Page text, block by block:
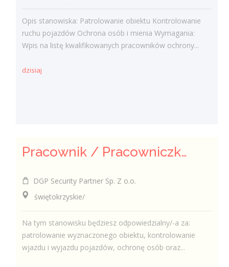
Opis stanowiska: Patrolowanie obiektu Kontrolowanie
ruchu pojazdów Ochrona osób i mienia Wymagania:
Wpis na listę kwalifikowanych pracowników ochrony...
dzisiaj
Pracownik / Pracowniczka Ochrony z Pozwoleniem na Broń
DGP Security Partner Sp. Z o.o.
świętokrzyskie/
Na tym stanowisku będziesz odpowiedzialny/-a za:
patrolowanie wyznaczonego obiektu, kontrolowanie
wjazdu i wyjazdu pojazdów, ochronę osób oraz...